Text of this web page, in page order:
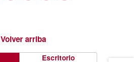
Volver arriba
Escritorio